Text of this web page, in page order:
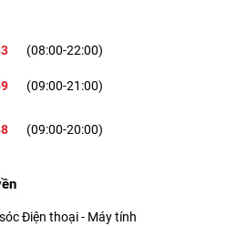
(08:00-22:00)
(09:00-21:00)
(09:00-20:00)
Điện thoại - Máy tính